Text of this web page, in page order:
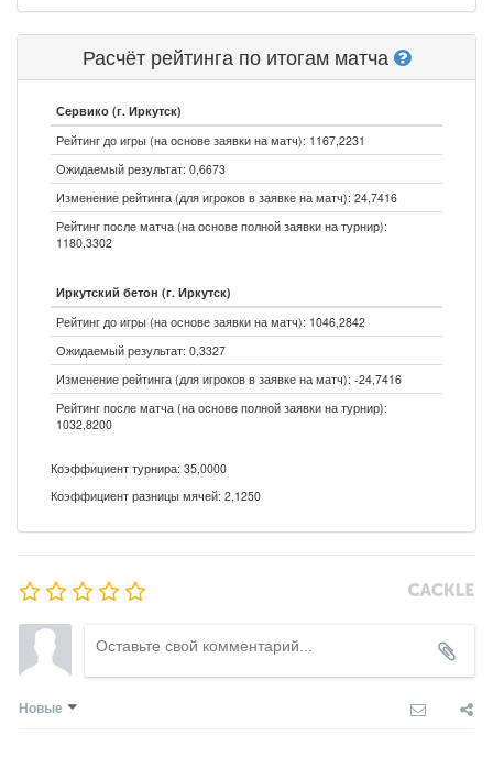
Расчёт рейтинга по итогам матча
Сервико (г. Иркутск)
Рейтинг до игры (на основе заявки на матч): 1167,2231
Ожидаемый результат: 0,6673
Изменение рейтинга (для игроков в заявке на матч): 24,7416
Рейтинг после матча (на основе полной заявки на турнир):
1180,3302
Иркутский бетон (г. Иркутск)
Рейтинг до игры (на основе заявки на матч): 1046,2842
Ожидаемый результат: 0,3327
Изменение рейтинга (для игроков в заявке на матч): -24,7416
Рейтинг после матча (на основе полной заявки на турнир):
1032,8200
Коэффициент турнира: 35,0000
Коэффициент разницы мячей: 2,1250
Новые